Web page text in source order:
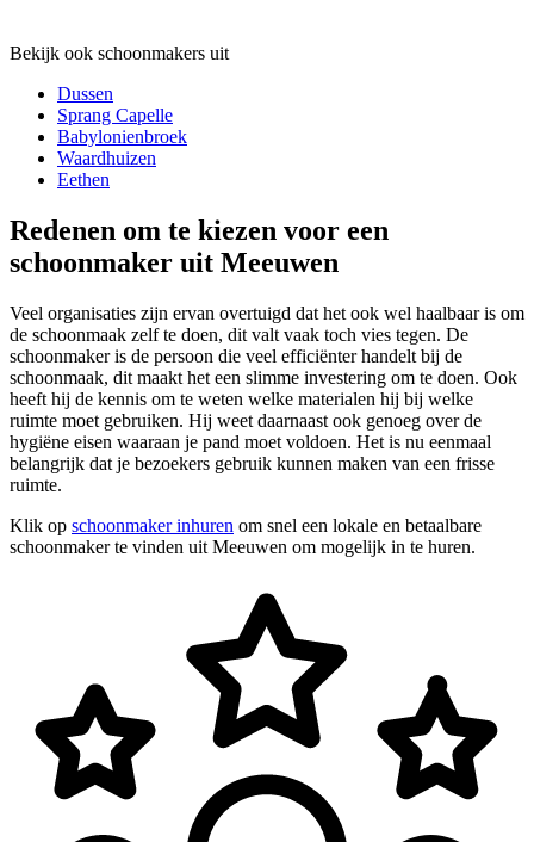
Bekijk ook schoonmakers uit
Dussen
Sprang Capelle
Babylonienbroek
Waardhuizen
Eethen
Redenen om te kiezen voor een
schoonmaker uit Meeuwen
Veel organisaties zijn ervan overtuigd dat het ook wel haalbaar is om
de schoonmaak zelf te doen, dit valt vaak toch vies tegen. De
schoonmaker is de persoon die veel efficiënter handelt bij de
schoonmaak, dit maakt het een slimme investering om te doen. Ook
heeft hij de kennis om te weten welke materialen hij bij welke
ruimte moet gebruiken. Hij weet daarnaast ook genoeg over de
hygiëne eisen waaraan je pand moet voldoen. Het is nu eenmaal
belangrijk dat je bezoekers gebruik kunnen maken van een frisse
ruimte.
Klik op schoonmaker inhuren om snel een lokale en betaalbare
schoonmaker te vinden uit Meeuwen om mogelijk in te huren.